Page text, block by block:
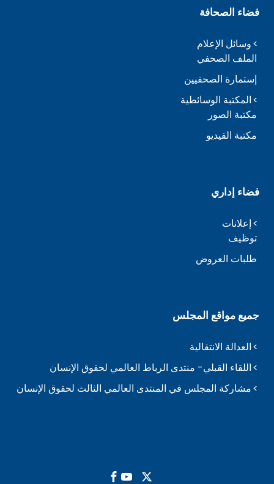
فضاء الصحافة
وسائل الإعلام
الملف الصحفي
إستمارة الصحفيين
المكتبة الوسائطية
مكتبة الصور
مكتبة الفيديو
فضاء إداري
إعلانات
توظيف
طلبات العروض
جميع مواقع المجلس
العدالة الانتقالية
اللقاء القبلي- منتدى الرباط العالمي لحقوق الإنسان
مشاركة المجلس في المنتدى العالمي الثالث لحقوق الإنسان